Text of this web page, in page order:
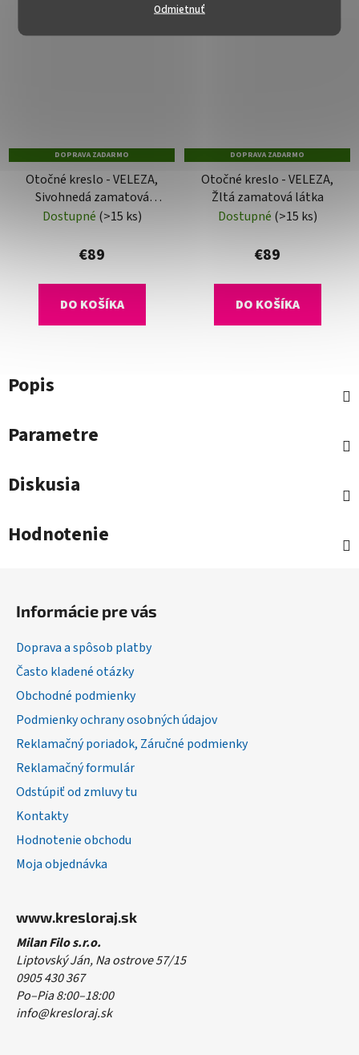
Odmietnuť
DOPRAVA ZADARMO
Otočné kreslo - VELEZA,
Sivohnedá zamatová
látka
Dostupné (>15 ks)
€89
DO KOŠÍKA
DOPRAVA ZADARMO
Otočné kreslo - VELEZA,
Žltá zamatová látka
Dostupné (>15 ks)
€89
DO KOŠÍKA
Popis
Parametre
Diskusia
Hodnotenie
Informácie pre vás
Doprava a spôsob platby
Často kladené otázky
Obchodné podmienky
Podmienky ochrany osobných údajov
Reklamačný poriadok, Záručné podmienky
Reklamačný formulár
Odstúpiť od zmluvy tu
Kontakty
Hodnotenie obchodu
Moja objednávka
www.kresloraj.sk
Milan Filo s.r.o.
Liptovský Ján, Na ostrove 57/15
0905 430 367
Po–Pia 8:00–18:00
info@kresloraj.sk